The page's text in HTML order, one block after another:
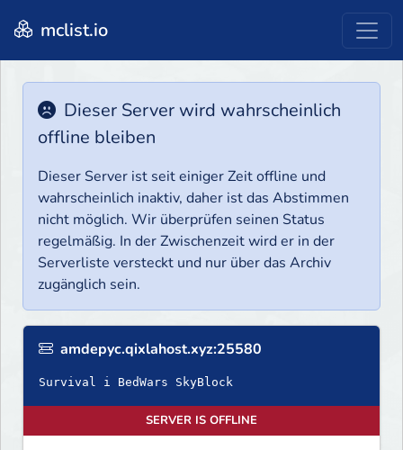
mclist.io
Dieser Server wird wahrscheinlich
offline bleiben
Dieser Server ist seit einiger Zeit offline und
wahrscheinlich inaktiv, daher ist das Abstimmen
nicht möglich. Wir überprüfen seinen Status
regelmäßig. In der Zwischenzeit wird er in der
Serverliste versteckt und nur über das Archiv
zugänglich sein.
amdepyc.qixlahost.xyz:25580
Survival i BedWars SkyBlock
SERVER IS OFFLINE